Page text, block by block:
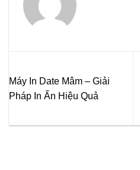
Máy In Date Mâm – Giải
Pháp In Ấn Hiệu Quả